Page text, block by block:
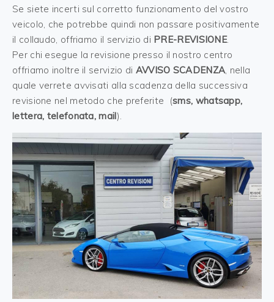
Se siete incerti sul corretto funzionamento del vostro
veicolo, che potrebbe quindi non passare positivamente
il collaudo, offriamo il servizio di PRE-REVISIONE.
Per chi esegue la revisione presso il nostro centro
offriamo inoltre il servizio di AVVISO SCADENZA, nella
quale verrete avvisati alla scadenza della successiva
revisione nel metodo che preferite (sms, whatsapp,
lettera, telefonata, mail).